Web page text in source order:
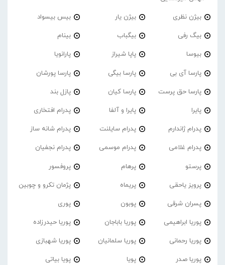
بیژن نظری بیژن یار بیس بیسواد
بیگ رفی بیگباب بینام
بیوسا پاپا شیراز پارانویا
پارسا آی بی پارسا بیگی پارسا پورشان
پارسا حق پرست پارسا کیان پازل بند
پایرا پایرا و آلفا پدرام افتخاری
پدرام ژاندارم پدرام‌ سایلنت پدرام شانه ساز
پدرام غلامی پدرام موسمی پدرام نجفیان
پرستو پرهام پروفسور
پرویز یاحقی پریماه پژمان تکرو و چوبین
پسران شرقی پوبون پوری
پوریا ابراهیمی پوریا باباجان پوریا حیدرزاده
پوریا رحمانی پوریا سلمانیان پوریا شهبازی
پوریا صدر پویا پویا بیاتی